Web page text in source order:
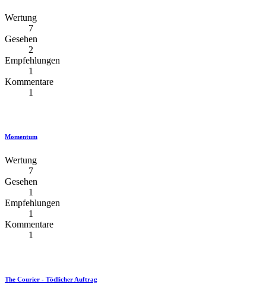
Wertung
7
Gesehen
2
Empfehlungen
1
Kommentare
1
Momentum
Wertung
7
Gesehen
1
Empfehlungen
1
Kommentare
1
The Courier - Tödlicher Auftrag